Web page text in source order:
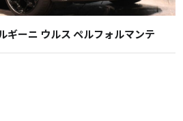
ーニ ウルス ペルフォルマンテ